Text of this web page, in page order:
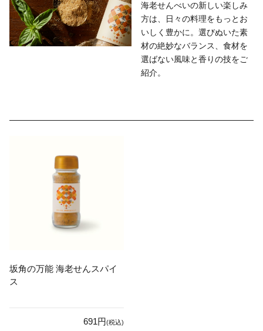
海老せんべいの新しい楽しみ
方は、日々の料理をもっとお
いしく豊かに。選びぬいた素
材の絶妙なバランス、食材を
選ばない風味と香りの技をご
紹介。
坂角の万能 海老せんスパイ
ス
691円(税込)